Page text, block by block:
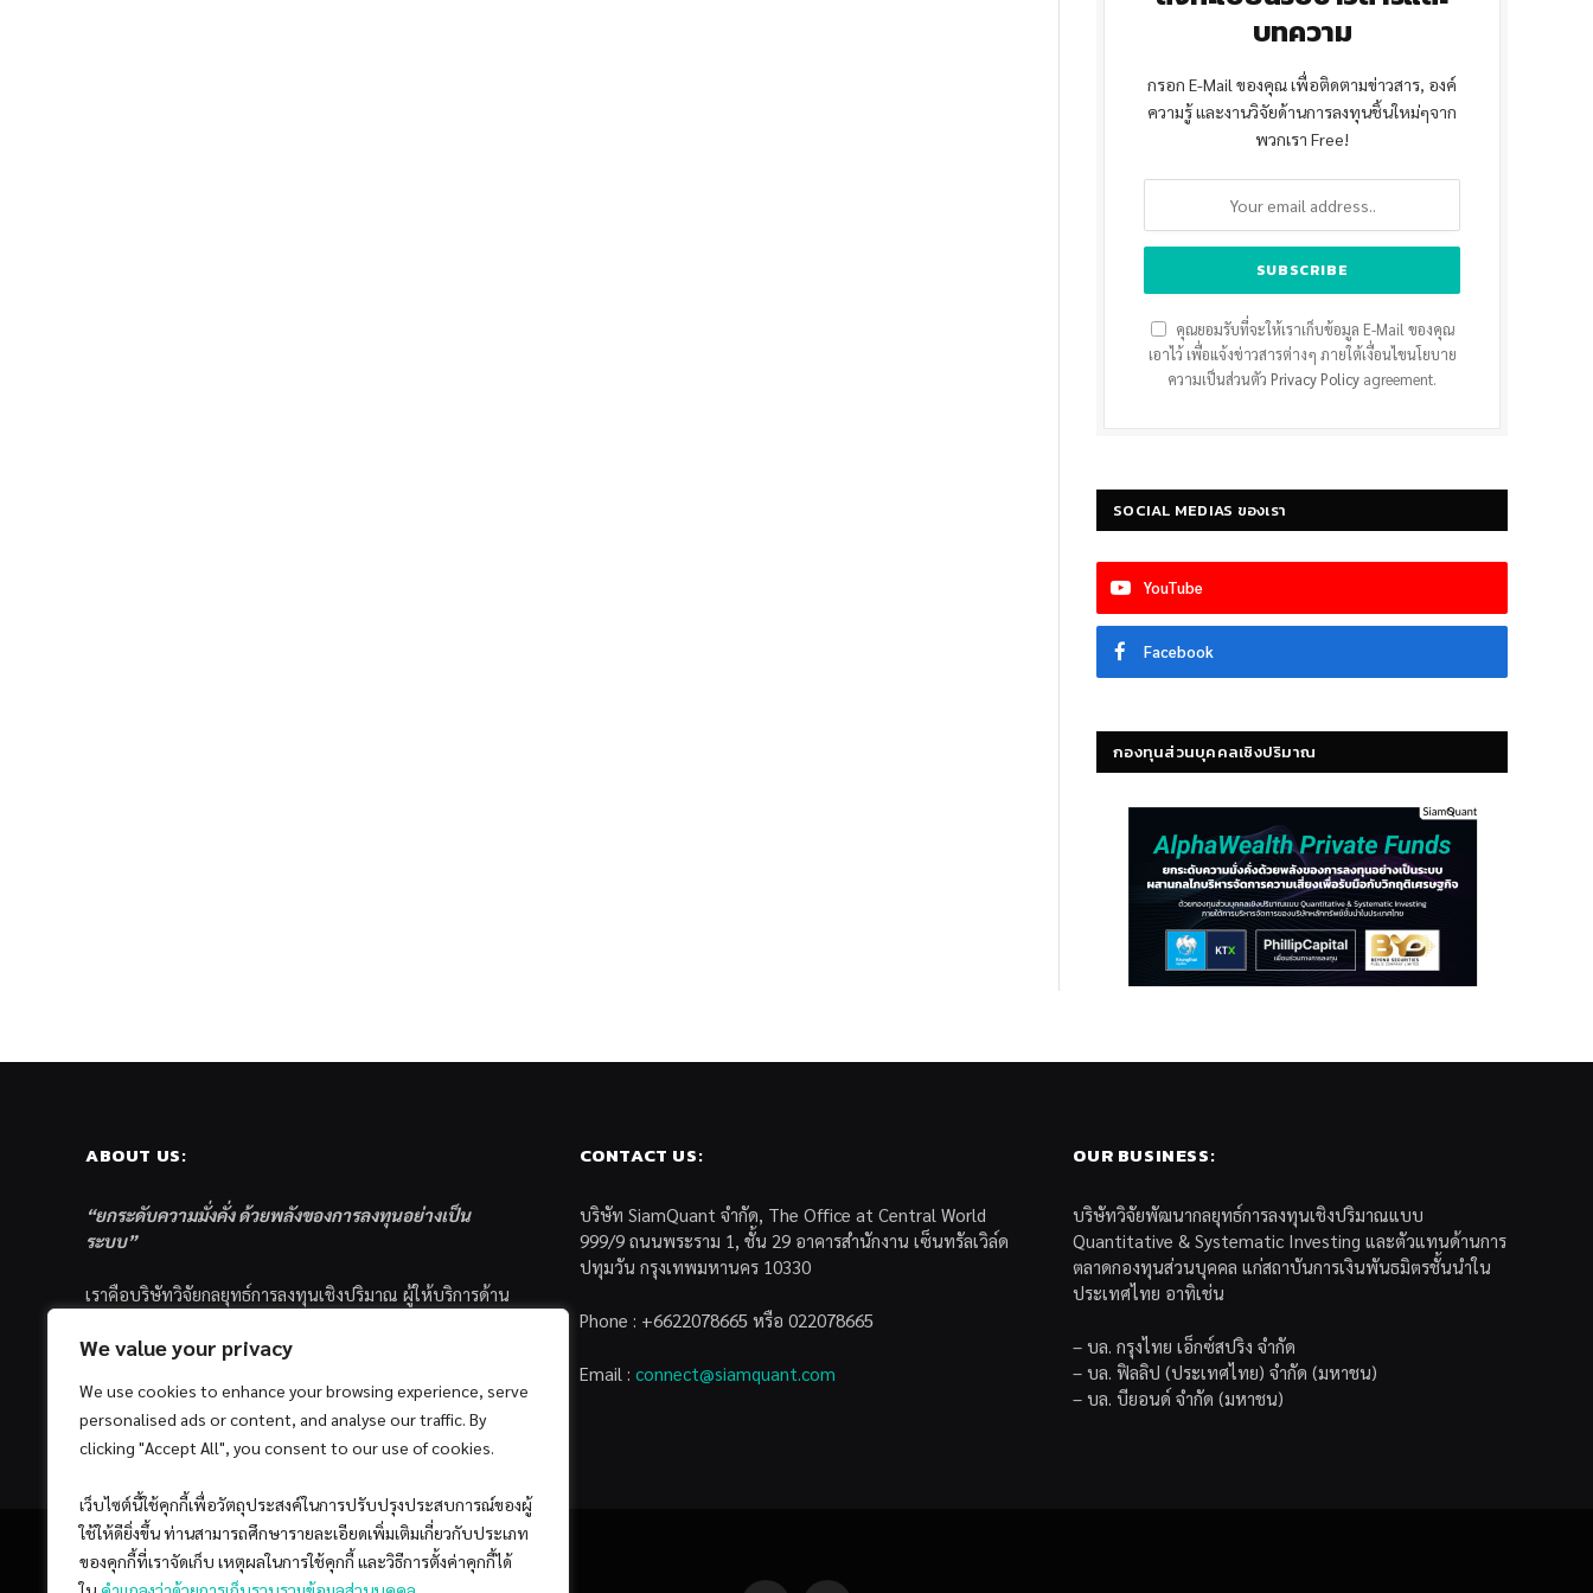
We value your privacy
We use cookies to enhance your browsing experience, serve
personalised ads or content, and analyse our traffic. By
clicking "Accept All", you consent to our use of cookies.
เว็บไซต์นี้ใช้คุกกี้เพื่อวัตถุประสงค์ในการปรับปรุงประสบการณ์ของผู้
ใช้ให้ดียิ่งขึ้น ท่านสามารถศึกษารายละเอียดเพิ่มเติมเกี่ยวกับประเภท
ของคุกกี้ที่เราจัดเก็บ เหตุผลในการใช้คุกกี้ และวิธีการตั้งค่าคุกกี้ได้
บทความ
กรอก E-Mail ของคุณ เพื่อติดตามข่าวสาร, องค์
ความรู้ และงานวิจัยด้านการลงทุนชิ้นใหม่ๆจาก
พวกเรา Free!
คุณยอมรับที่จะให้เราเก็บข้อมูล E-Mail ของคุณ
เอาไว้ เพื่อแจ้งข่าวสารต่างๆ ภายใต้เงื่อนไขนโยบาย
ความเป็นส่วนตัว Privacy Policy agreement.
SOCIAL MEDIAS ของเรา
YouTube
Facebook
กองทุนส่วนบุคคลเชิงปริมาณ
ABOUT US:
“ยกระดับความมั่งคั่ง ด้วยพลังของการลงทุนอย่างเป็น
ระบบ”
เราคือบริษัทวิจัยกลยุทธ์การลงทุนเชิงปริมาณ ผู้ให้บริการด้าน
ส่วนบุคคล ซึ่งมีเป้าหมายที่จะช่วยเหลือให้นักลงทุนไทย
ด้วยแนวคิดและกระบวนการลงทุนอย่างเป็นระบบแบบ
Quantitative & Systematic Investing
CONTACT US:
บริษัท SiamQuant จำกัด, The Office at Central World
999/9 ถนนพระราม 1, ชั้น 29 อาคารสำนักงาน เซ็นทรัลเวิล์ด
ปทุมวัน กรุงเทพมหานคร 10330
Phone : +6622078665 หรือ 022078665
Email : connect@siamquant.com
OUR BUSINESS:
บริษัทวิจัยพัฒนากลยุทธ์การลงทุนเชิงปริมาณแบบ
Quantitative & Systematic Investing และตัวแทนด้านการ
ตลาดกองทุนส่วนบุคคล แก่สถาบันการเงินพันธมิตรชั้นนำใน
ประเทศไทย อาทิเช่น
– บล. กรุงไทย เอ็กซ์สปริง จำกัด
– บล. ฟิลลิป (ประเทศไทย) จำกัด (มหาชน)
– บล. บียอนด์ จำกัด (มหาชน)